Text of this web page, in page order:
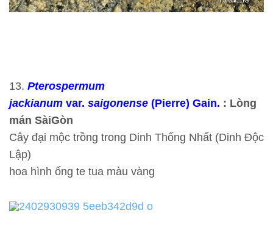
13. Pterospermum
jackianum var. saigonense (Pierre) Gain. : Lòng
mán SàiGòn
Cây đại mộc trồng trong Dinh Thống Nhất (Dinh Độc
Lập)
hoa hình ống te tua màu vàng